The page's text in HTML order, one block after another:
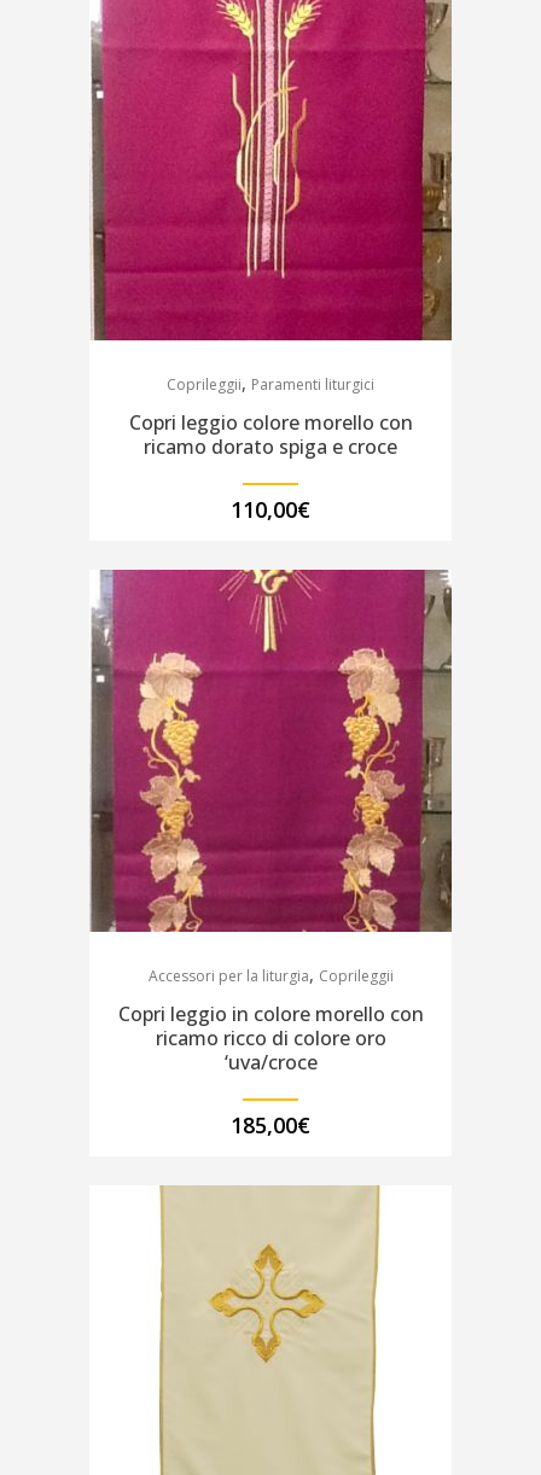
Coprileggii, Paramenti liturgici
Copri leggio colore morello con
ricamo dorato spiga e croce
110,00€
Accessori per la liturgia, Coprileggii
Copri leggio in colore morello con
ricamo ricco di colore oro
‘uva/croce
185,00€